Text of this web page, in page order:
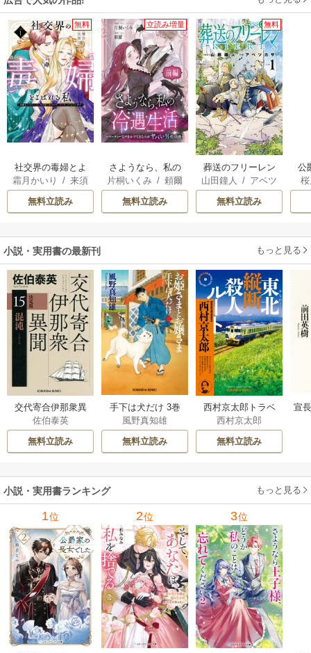
無料
社交界の毒婦とよ
ばれる私～素敵な
辺境伯令息に腕を
折られたので、責
す～
霜月かいり /来須
みかん
無料立読み
立読み増量
さようなら、私の
冷遇生活 ～パーテ
ィーで声をかけて
きたのがヤバい男
片桐いくみ / 頼爾
無料立読み
無料
葬送のフリーレン
山田鐘人
/ アベツ
カサ
無料立読み
公
は
小説・実用書の最新刊 もっと見る
交代寄合伊那衆異
聞 15巻
佐伯泰英
無料立読み
手下は犬だけ 3巻
風野真知雄
無料立読み
西村京太郎トラベ
ルミステリー・セ
レクション 2巻
西村京太郎
無料立読み
宣
小説・実用書ランキング もっと見る
1位 2位 3位